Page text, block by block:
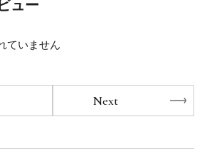
ュー
ていません
Next